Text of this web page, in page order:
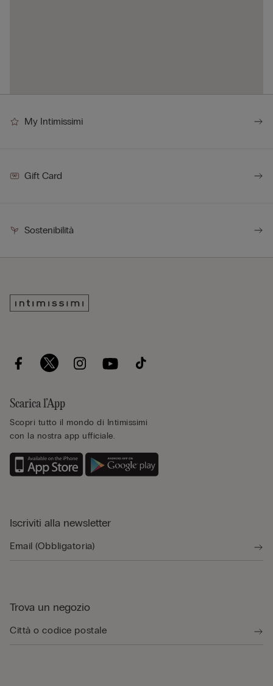
My Intimissimi
Gift Card
Sostenibilità
Scarica l’App
Scopri tutto il mondo di Intimissimi
con la nostra app ufficiale.
Iscriviti alla newsletter
Trova un negozio